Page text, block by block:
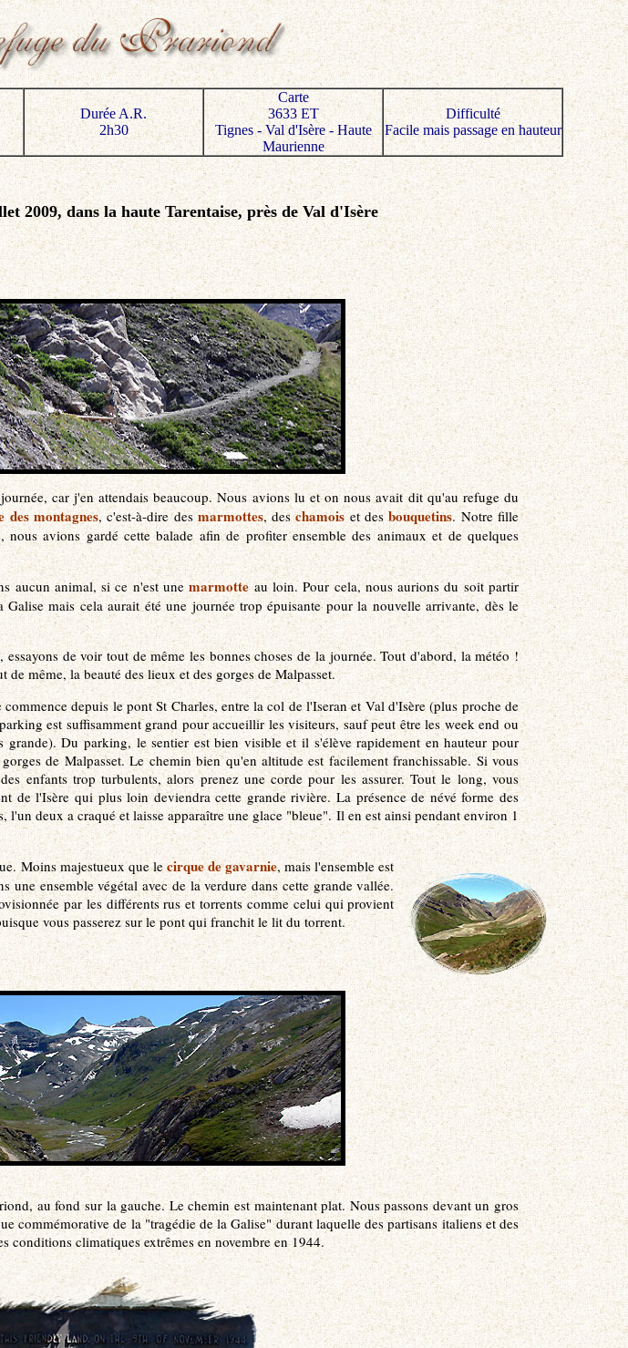
Durée A.R.
2h30
Carte
3633 ET
Tignes - Val d'Isère - Haute
Maurienne
Difficulté
Facile mais passage en hauteur
2009, dans la haute Tarentaise, près de Val d'Isère
car j'en attendais beaucoup. Nous avions lu et on nous avait dit qu'au refuge du
des montagnes, c'est-à-dire desmarmottes, deschamois et desbouquetins. Notre fille
avions gardé cette balade afin de profiter ensemble des animaux et de quelques
aucun animal, si ce n'est unemarmotteau loin. Pour cela, nous aurions du soit partir
mais cela aurait été une journée trop épuisante pour la nouvelle arrivante, dès le
de voir tout de même les bonnes choses de la journée. Tout d'abord, la météo !
même, la beauté des lieux et des gorges de Malpasset.
commence depuis le pont St Charles, entre la col de l'Iseran et Val d'Isère (plus proche de
est suffisamment grand pour accueillir les visiteurs, sauf peut être les week end ou
grande). Du parking, le sentier est bien visible et il s'élève rapidement en hauteur pour
de Malpasset. Le chemin bien qu'en altitude est facilement franchissable. Si vous
enfants trop turbulents, alors prenez une corde pour les assurer. Tout le long, vous
de l'Isère qui plus loin deviendra cette grande rivière. La présence de névé forme des
l'un deux a craqué et laisse apparaître une glace "bleue". Il en est ainsi pendant environ 1
Moins majestueux que lecirque de gavarnie, mais l'ensemble est
ensemble végétal avec de la verdure dans cette grande vallée.
par les différents rus et torrents comme celui qui provient
vous passerez sur le pont qui franchit le lit du torrent.
au fond sur la gauche. Le chemin est maintenant plat. Nous passons devant un gros
commémorative de la "tragédie de la Galise" durant laquelle des partisans italiens et des
conditions climatiques extrêmes en novembre en 1944.